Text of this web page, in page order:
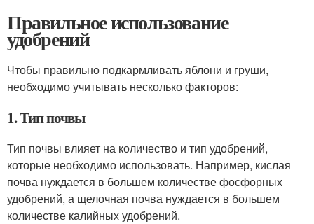
Правильное использование
удобрений
Чтобы правильно подкармливать яблони и груши,
необходимо учитывать несколько факторов:
1. Тип почвы
Тип почвы влияет на количество и тип удобрений,
которые необходимо использовать. Например, кислая
почва нуждается в большем количестве фосфорных
удобрений, а щелочная почва нуждается в большем
количестве калийных удобрений.